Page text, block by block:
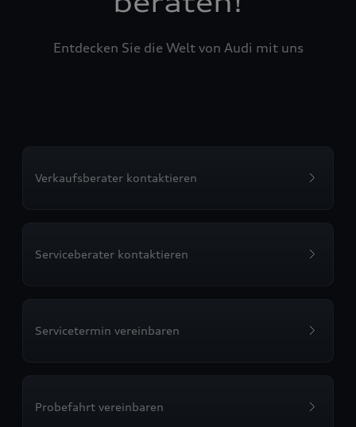
Entdecken Sie die Welt von Audi mit uns
Verkaufsberater kontaktieren
Serviceberater kontaktieren
Servicetermin vereinbaren
Probefahrt vereinbaren